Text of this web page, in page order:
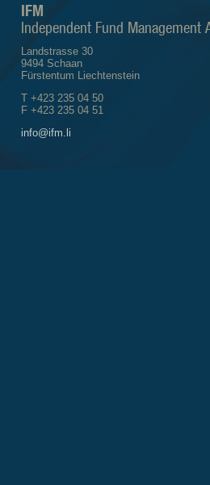
IFM
Independent Fund Management
Landstrasse 30
9494 Schaan
Fürstentum Liechtenstein
T +423 235 04 50
F +423 235 04 51
info@ifm.li